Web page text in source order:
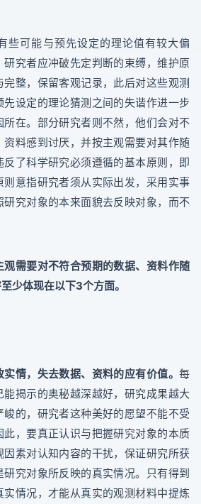
些可能与预先设定的理论值有较大偏
究者应冲破先定判断的束缚，维护原
整，保留客观记录，此后对这些观测
设定的理论猜测之间的失谐作进一步
在。部分研究者则不然，他们会对不
料感到讨厌，并按主观需要对其作随
了科学研究必须遵循的基本原则，即
意指研究者须从实际出发，采用实事
究对象的本来面貌去反映对象，而不
需要对不符合预期的数据、资料作随
少体现在以下3个方面。
情，失去数据、资料的应有价值。 每
揭示的奥秘越深越好，研究成果越大
的，研究者这种美好的愿望不能不受
此，要真正认识与把握研究对象的本质
素对认知内容的干扰，保证研究所获
究对象所反映的真实情况。只有得到
情况，才能从真实的观测材料中提炼